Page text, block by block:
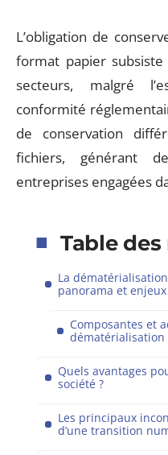
L’obligation de
format papier
secteurs, malgré
conformité
de conservation
fichiers, générant
entreprises engagées
Table
La
panorama et
Composantes et
dématérialisation
Quels avantages
société ?
Les principaux
d’une transition